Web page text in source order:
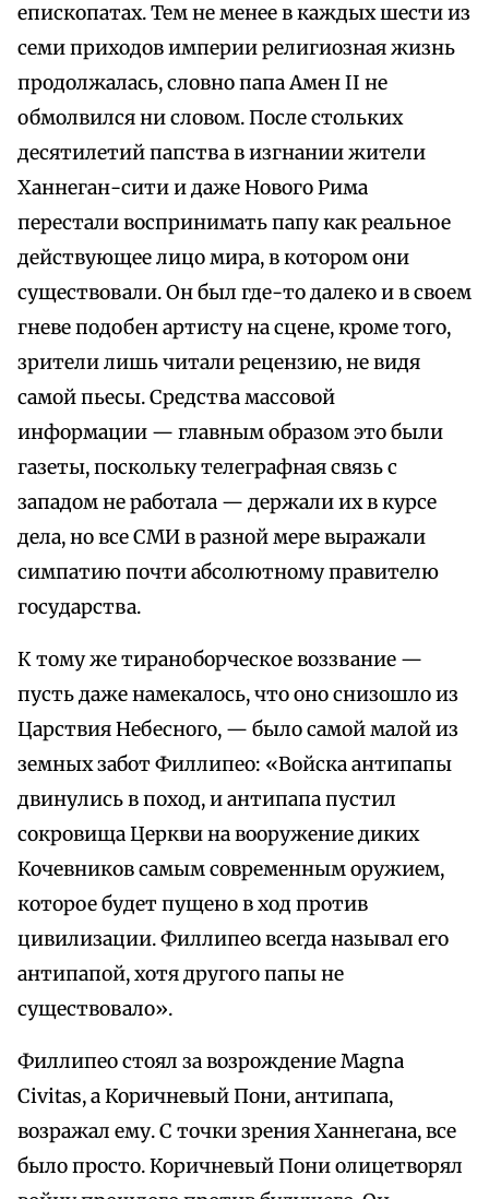
епископатах. Тем не менее в каждых шести из
семи приходов империи религиозная жизнь
продолжалась, словно папа Амен II не
обмолвился ни словом. После стольких
десятилетий папства в изгнании жители
Ханнеган-сити и даже Нового Рима
перестали воспринимать папу как реальное
действующее лицо мира, в котором они
существовали. Он был где-то далеко и в своем
гневе подобен артисту на сцене, кроме того,
зрители лишь читали рецензию, не видя
самой пьесы. Средства массовой
информации — главным образом это были
газеты, поскольку телеграфная связь с
западом не работала — держали их в курсе
дела, но все СМИ в разной мере выражали
симпатию почти абсолютному правителю
государства.
К тому же тираноборческое воззвание —
пусть даже намекалось, что оно снизошло из
Царствия Небесного, — было самой малой из
земных забот Филлипео: «Войска антипапы
двинулись в поход, и антипапа пустил
сокровища Церкви на вооружение диких
Кочевников самым современным оружием,
которое будет пущено в ход против
цивилизации. Филлипео всегда называл его
антипапой, хотя другого папы не
существовало».
Филлипео стоял за возрождение Magna
Civitas, а Коричневый Пони, антипапа,
возражал ему. С точки зрения Ханнегана, все
было просто. Коричневый Пони олицетворял